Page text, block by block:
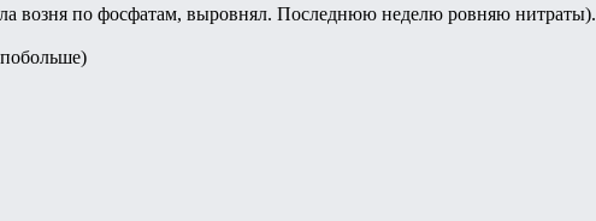
возня по фосфатам, выровнял. Последнюю неделю ровняю нитраты).